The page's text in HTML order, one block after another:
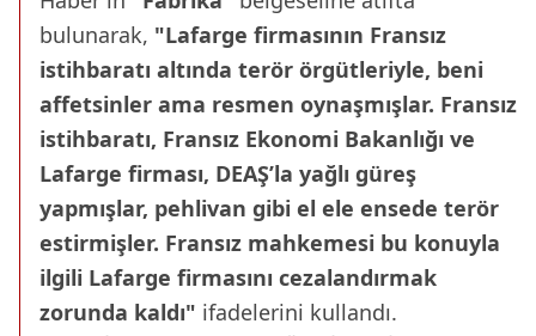
bulunarak, "Lafarge firmasının Fransız
istihbaratı altında terör örgütleriyle, beni
affetsinler ama resmen oynaşmışlar. Fransız
istihbaratı, Fransız Ekonomi Bakanlığı ve
Lafarge firması, DEAŞ’la yağlı güreş
yapmışlar, pehlivan gibi el ele ensede terör
estirmişler. Fransız mahkemesi bu konuyla
ilgili Lafarge firmasını cezalandırmak
zorunda kaldı" ifadelerini kullandı.